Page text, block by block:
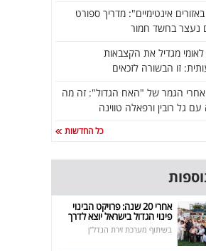
אינטימיים": מדריך ספורט
נעצר בחשד חמור
לאומי מגדיל את הקצבאות
זו הבשורה לזכאים
הגמר של "האח הגדול": זה מה
גל רובין ורפאלה טווינה
כל החדשות
אחרי 20 שנה: פרויקט הבינוי
פינוי הגדול בישראל יוצא לדרך
בשיתוף מערכת זירת הנדל"ן